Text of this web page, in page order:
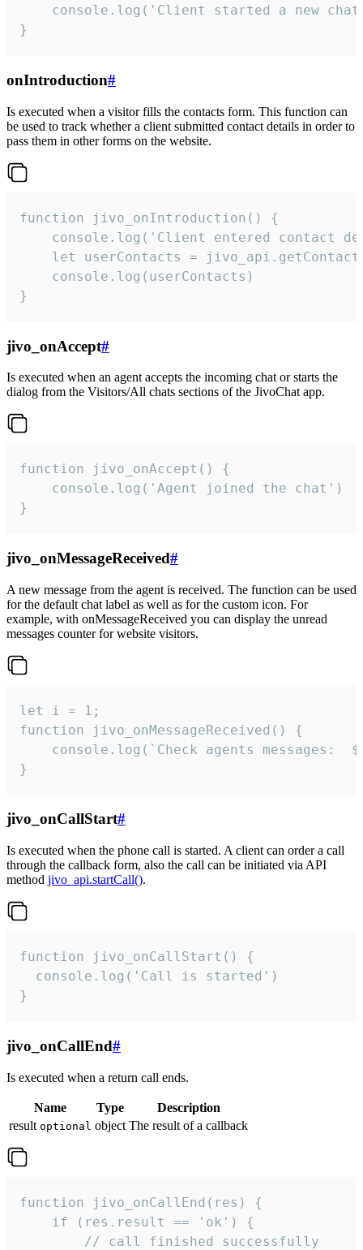
console.log('Client started a new
}
onIntroduction#
Is executed when a visitor fills the contacts form. This function can
be used to track whether a client submitted contact details in order to
pass them in other forms on the website.
function jivo_onIntroduction() {
console.log('Client entered contact
let userContacts =
    console.log(userContacts)
}
jivo_onAccept#
Is executed when an agent accepts the incoming chat or starts the
dialog from the Visitors/All chats sections of the JivoChat app.
function jivo_onAccept() {
}
jivo_onMessageReceived#
A new message from the agent is received. The function can be used
for the default chat label as well as for the custom icon. For
example, with onMessageReceived you can display the unread
messages counter for website visitors.
let i = 1;
function jivo_onMessageReceived() {
}
jivo_onCallStart#
Is executed when the phone call is started. A client can order a call
through the callback form, also the call can be initiated via API
method jivo_api.startCall().
function jivo_onCallStart() {
  console.log('Call is started')
}
jivo_onCallEnd#
Is executed when a return call ends.
Name Type
Description
result optional object The result of a callback
function jivo_onCallEnd(res) {
    if (res.result == 'ok') {
        // call finished successfully